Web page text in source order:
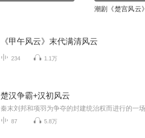
潮剧《楚宫风云》
《甲午风云》末代满清风云
234 1.1万
楚汉争霸+汉初风云
87 5.8万